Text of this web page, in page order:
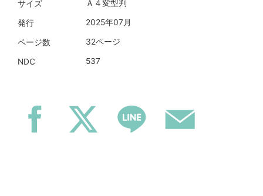
サイズ Ａ４変型判
発行 2025年07月
ページ数 32ページ
NDC 537